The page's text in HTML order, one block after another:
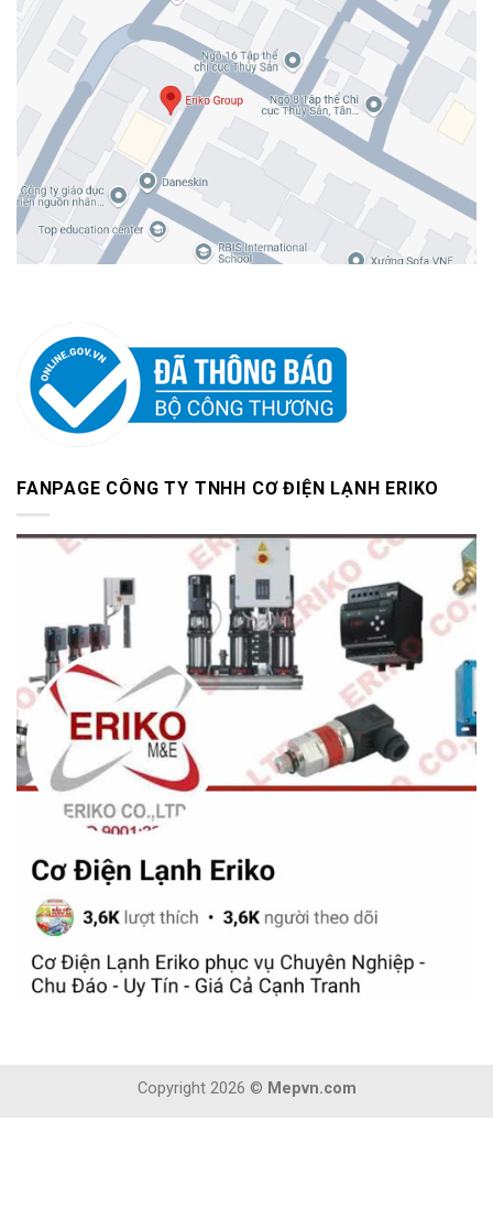
FANPAGE CÔNG TY TNHH CƠ ĐIỆN LẠNH ERIKO
Copyright 2026 © Mepvn.com